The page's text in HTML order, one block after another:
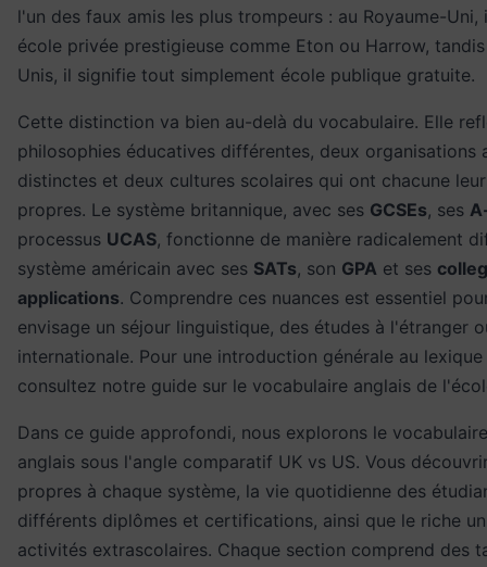
l'un des faux amis les plus trompeurs : au Royaume-Uni,
école privée prestigieuse comme Eton ou Harrow,
Unis, il signifie tout simplement école publique gratuite.
Cette distinction va bien au-delà du vocabulaire. Elle
philosophies éducatives différentes, deux organisations
distinctes et deux cultures scolaires qui ont chacune
propres. Le système britannique, avec ses GCSEs, ses
processus UCAS, fonctionne de manière radicalement
système américain avec ses SATs, son GPA et ses
applications. Comprendre ces nuances est essentiel
envisage un séjour linguistique, des études à l'étranger
internationale. Pour une introduction générale au
consultez notre guide sur le vocabulaire anglais de
Dans ce guide approfondi, nous explorons le
anglais sous l'angle comparatif UK vs US. Vous
propres à chaque système, la vie quotidienne des
différents diplômes et certifications, ainsi que le riche
activités extrascolaires. Chaque section comprend des